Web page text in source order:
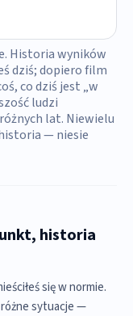
Historia wyników
dziś; dopiero film
co dziś jest „w
ludzi
lat. Niewielu
— niesie
historia
się w normie.
różne sytuacje —